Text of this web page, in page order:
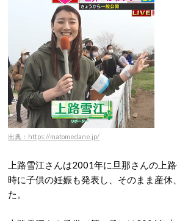
出典：https://matomedane.jp/
上路雪江さんは2001年に旦那さんの上
時に子供の妊娠も発表し、そのまま産休
た。